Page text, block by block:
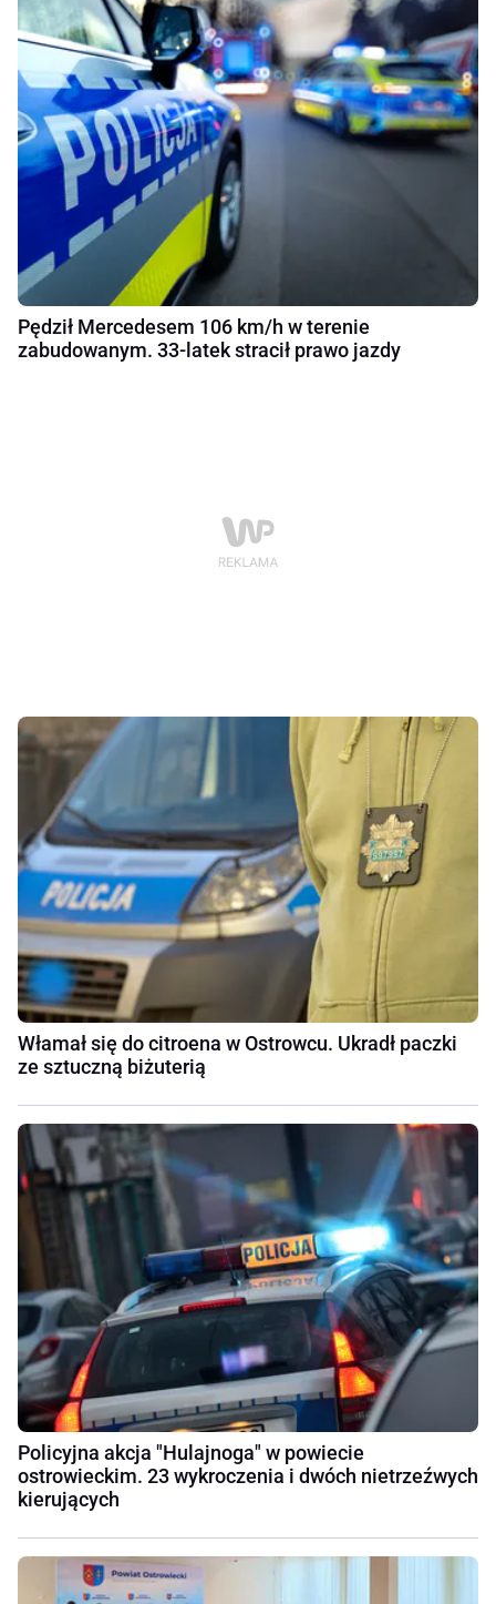
Pędził Mercedesem 106 km/h w terenie
zabudowanym. 33-latek stracił prawo jazdy
Włamał się do citroena w Ostrowcu. Ukradł paczki
ze sztuczną biżuterią
Policyjna akcja "Hulajnoga" w powiecie
ostrowieckim. 23 wykroczenia i dwóch nietrzeźwych
kierujących